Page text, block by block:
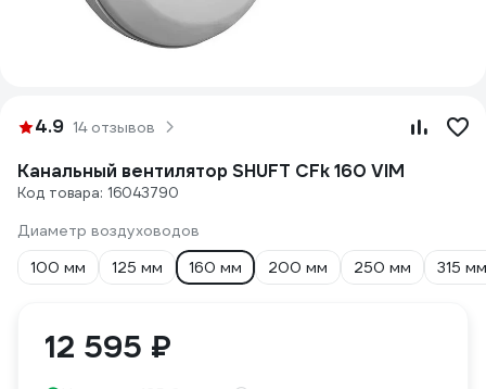
4.9 14 отзывов
Канальный вентилятор SHUFT CFk 160 VIM
Код товара: 16043790
Диаметр воздуховодов
100 мм
125 мм 160 мм 200 мм 250 мм 315 мм
12 595 ₽